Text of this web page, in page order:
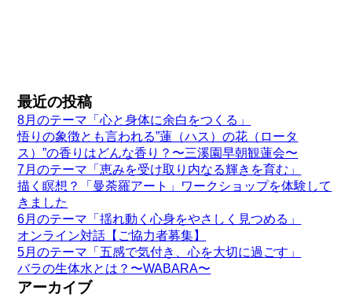
最近の投稿
8月のテーマ「心と身体に余白をつくる」
悟りの象徴とも言われる”蓮（ハス）の花（ロータ
ス）”の香りはどんな香り？〜三溪園早朝観蓮会〜
7月のテーマ「恵みを受け取り内なる輝きを育む」
描く瞑想？「曼荼羅アート」ワークショップを体験して
きました
6月のテーマ「揺れ動く心身をやさしく見つめる」
オンライン対話【ご協力者募集】
5月のテーマ「五感で気付き、心を大切に過ごす」
バラの生体水とは？〜WABARA〜
アーカイブ